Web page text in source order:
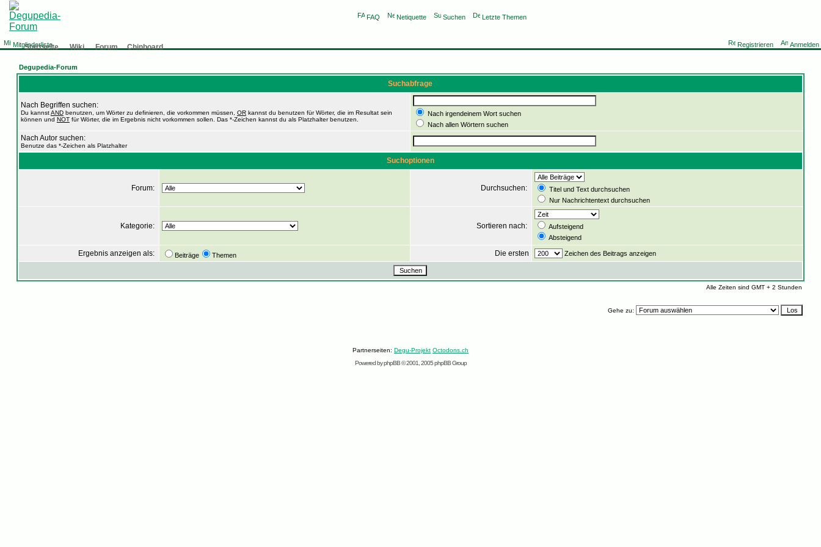
FAQ Netiquette Suchen Letzte Themen
Mitgliederliste Registrieren Anmelden
Startseite Wiki Forum Chinboard
Degupedia-Forum
Suchabfrage
Nach Begriffen suchen:
Du kannstANDbenutzen, um Wörter zu definieren, die vorkommen müssen, ORkannst du benutzen für Wörter, die im Resultat sein
können und NOTfür Wörter, die im Ergebnis nicht vorkommen sollen. Das *-Zeichen kannst du als Platzhalter benutzen.
Nach irgendeinem Wort suchen
Nach allen Wörtern suchen
Nach Autor suchen:
Benutze das *-Zeichen als Platzhalter
Suchoptionen
Forum: Durchsuchen:
Titel und Text durchsuchen
Nur Nachrichtentext durchsuchen
Kategorie: Sortieren nach:
Aufsteigend
Absteigend
Ergebnis anzeigen als: Beiträge Themen Die ersten Zeichen des Beitrags anzeigen
Alle Zeiten sind GMT + 2 Stunden
Gehe zu:
Partnerseiten: Degu-Projekt Octodons.ch
Powered byphpBB© 2001, 2005 phpBB Group